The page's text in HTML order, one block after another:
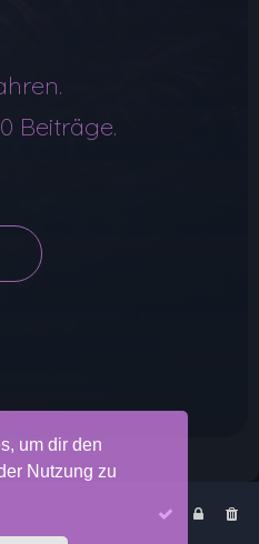
um dir den
Nutzung zu
Beiträge.